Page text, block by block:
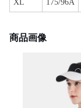
XL 175/96A
商品画像